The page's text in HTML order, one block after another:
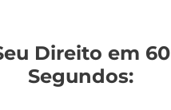
Direito em 60
Segundos: